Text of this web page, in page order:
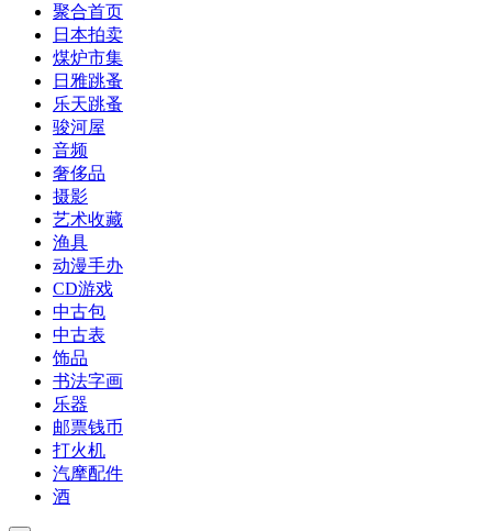
聚合首页
日本拍卖
煤炉市集
日雅跳蚤
乐天跳蚤
骏河屋
音频
奢侈品
摄影
艺术收藏
渔具
动漫手办
CD游戏
中古包
中古表
饰品
书法字画
乐器
邮票钱币
打火机
汽摩配件
酒